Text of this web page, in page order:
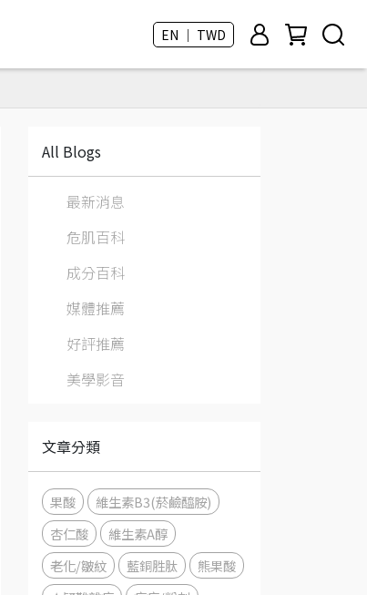
EN ｜ TWD
All Blogs
最新消息
危肌百科
成分百科
媒體推薦
好評推薦
美學影音
文章分類
果酸
維生素B3(菸鹼醯胺)
杏仁酸
維生素A醇
老化/皺紋
藍銅胜肽
熊果酸